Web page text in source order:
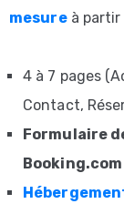
mesureà partir
4 à 7 pages
Contact,
Formulaire